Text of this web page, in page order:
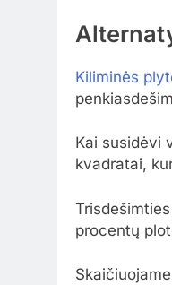
Kiliminės
Kai susidėvi
kvadratai,
procentų